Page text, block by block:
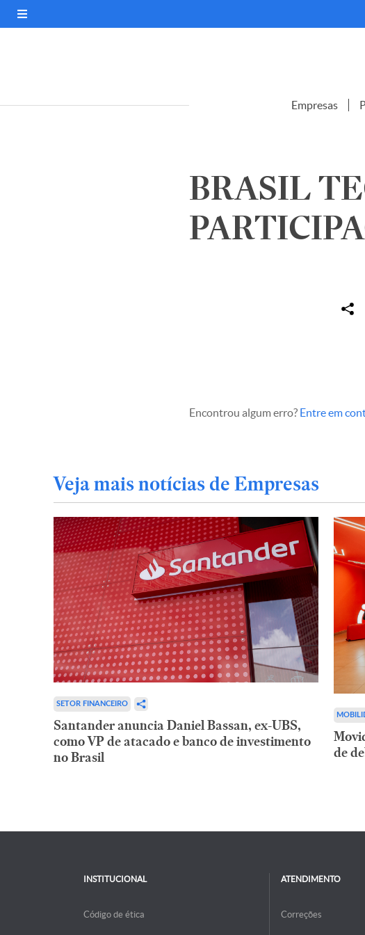
Empresas
BRASIL
Encontrou algum erro? Entre em
Veja mais notícias de Empresas
SETOR FINANCEIRO
Santander anuncia Daniel Bassan, ex-UBS,
como VP de atacado e banco de investimento
no Brasil
de
INSTITUCIONAL
Código de ética
ATENDIMENTO
Correções